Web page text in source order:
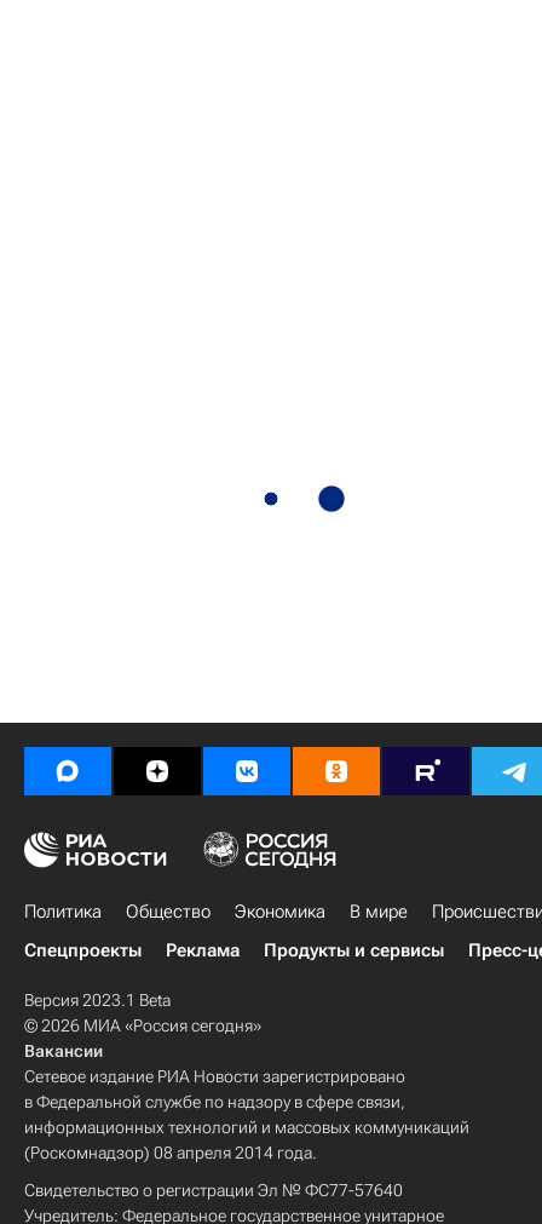
Политика Общество Экономика В мире
Спецпроекты
Реклама Продукты и сервисы Пресс-
Версия 2023.1 Beta
© 2026 МИА «Россия сегодня»
Вакансии
Сетевое издание РИА Новости зарегистрировано
в Федеральной службе по надзору в сфере связи,
информационных технологий и массовых коммуникаций
(Роскомнадзор) 08 апреля 2014 года.
Свидетельство о регистрации Эл № ФС77-57640
Учредитель: Федеральное государственное унитарное